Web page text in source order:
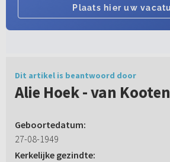
Dit artikel is beantwoord door
Alie Hoek - van Kooten
Geboortedatum:
27-08-1949
Kerkelijke gezindte: